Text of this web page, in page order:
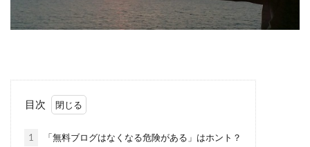
目次
1 「無料ブログはなくなる危険がある」はホント？